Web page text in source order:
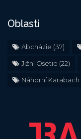
Oblasti
Abcházie (37)
Jižní Osetie (22)
Náhorní Karabach